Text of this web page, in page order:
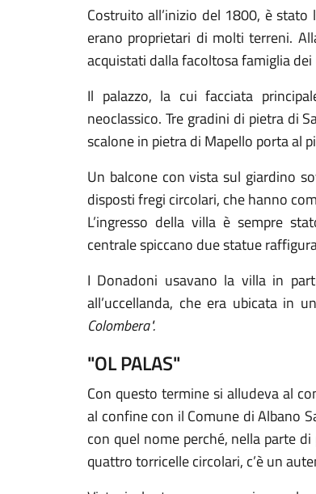
Costruito all’inizio del 1800, è
erano proprietari di molti terreni.
acquistati dalla facoltosa famiglia
Il palazzo, la cui facciata
neoclassico. Tre gradini di pietra di
scalone in pietra di Mapello porta al
Un balcone con vista sul giardino
disposti fregi circolari, che hanno
L’ingresso della villa è sempre
centrale spiccano due statue
I Donadoni usavano la villa in
all’uccellanda, che era ubicata in
Colombera".
"OL PALAS"
Con questo termine si alludeva al
al confine con il Comune di Albano
con quel nome perché, nella parte
quattro torricelle circolari, c’è un